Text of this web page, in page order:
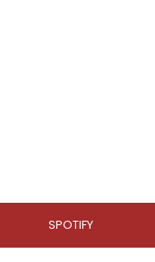
SPOTIFY